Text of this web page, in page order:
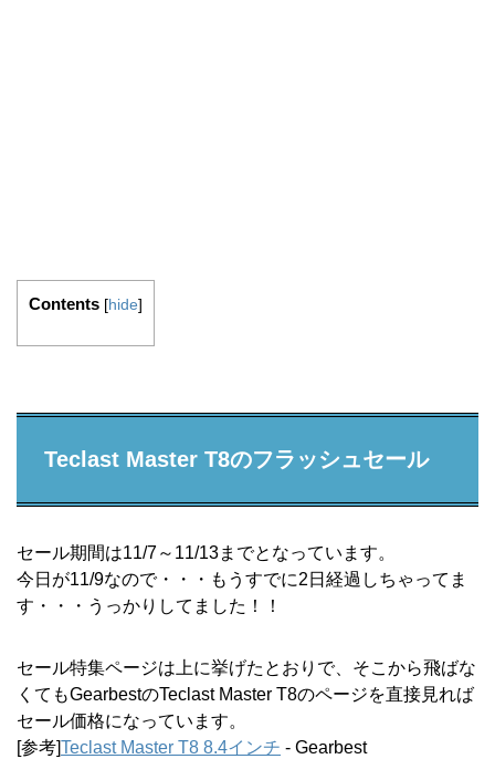
Contents [hide]
Teclast Master T8のフラッシュセール
セール期間は11/7～11/13までとなっています。
今日が11/9なので・・・もうすでに2日経過しちゃってま
す・・・うっかりしてました！！
セール特集ページは上に挙げたとおりで、そこから飛ばな
くてもGearbestのTeclast Master T8のページを直接見れば
セール価格になっています。
[参考]Teclast Master T8 8.4インチ - Gearbest